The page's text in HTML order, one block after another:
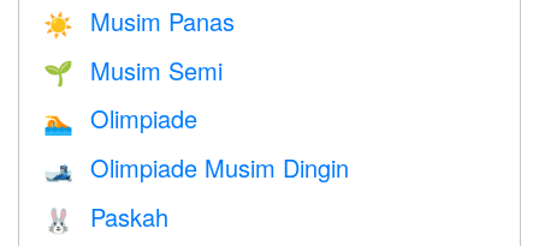
☀️ Musim Panas
🌱 Musim Semi
🏊 Olimpiade
🎿 Olimpiade Musim Dingin
🐰 Paskah